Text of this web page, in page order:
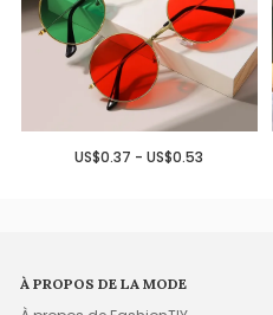
US$0.37 - US$0.53
À PROPOS DE LA MODE